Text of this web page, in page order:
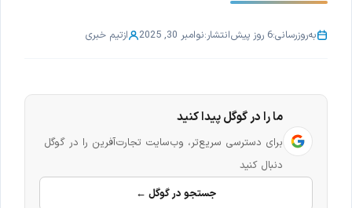
به‌روزرسانی:6 روز پیش انتشار:نوامبر 30, 2025 ازتیم خبری
ما را در گوگل پیدا کنید
برای دسترسی سریع‌تر، وب‌سایت تجارت‌آفرین را در گوگل
دنبال کنید
جستجو در گوگل ←